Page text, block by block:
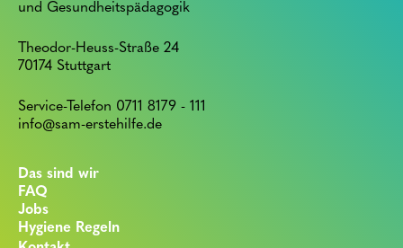
und Gesundheitspädagogik
Theodor-Heuss-Straße 24
70174 Stuttgart
Service-Telefon 0711 8179 - 111
info@sam-erstehilfe.de
Das sind wir
FAQ
Jobs
Hygiene Regeln